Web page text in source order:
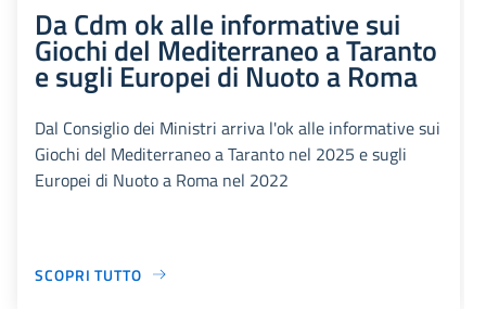
Da Cdm ok alle informative sui
Giochi del Mediterraneo a Taranto
e sugli Europei di Nuoto a Roma
Dal Consiglio dei Ministri arriva l'ok alle informative sui
Giochi del Mediterraneo a Taranto nel 2025 e sugli
Europei di Nuoto a Roma nel 2022
SCOPRI TUTTO